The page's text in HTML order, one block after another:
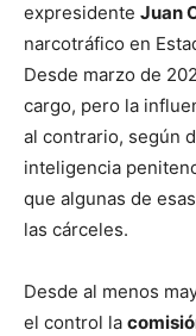
expresidente Juan
narcotráfico en
Desde marzo de
cargo, pero la
al contrario, según
inteligencia
que algunas de
las cárceles.
Desde al menos
el control la